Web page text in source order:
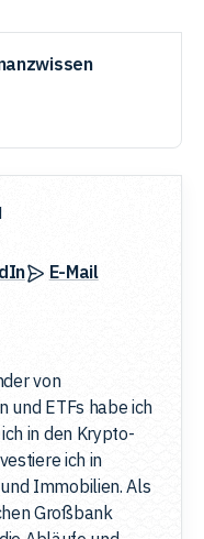
E-Mail
von
und ETFs habe ich
in den Krypto-
ich in
Immobilien. Als
Großbank